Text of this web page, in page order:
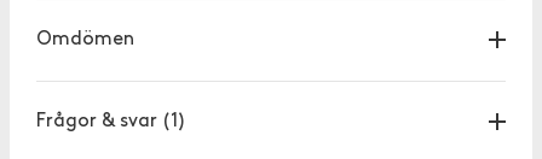
Omdömen
Frågor & svar (1)